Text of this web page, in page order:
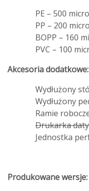
PE – 500
PP – 200
BOPP – 160
PVC – 100
Akcesoria dodatkowe:
Wydłużony
Wydłużony
Ramie
Drukarka daty
Jednostka
Produkowane wersje: